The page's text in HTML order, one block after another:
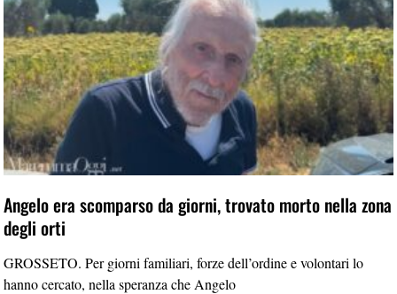
Angelo era scomparso da giorni, trovato morto nella zona
degli orti
GROSSETO. Per giorni familiari, forze dell’ordine e volontari lo
hanno cercato, nella speranza che Angelo